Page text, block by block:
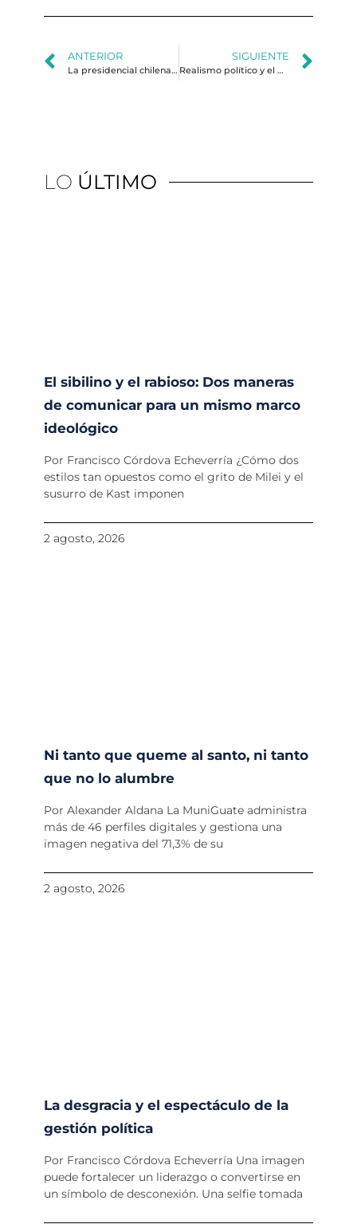
ANTERIOR
La presidencial chilena más allá del follaje
SIGUIENTE
Realismo político y el discurso de campaña. El caso de Jeannette Jara en Chile
LO ÚLTIMO
El sibilino y el rabioso: Dos maneras
de comunicar para un mismo marco
ideológico
Por Francisco Córdova Echeverría ¿Cómo dos
estilos tan opuestos como el grito de Milei y el
susurro de Kast imponen
2 agosto, 2026
Ni tanto que queme al santo, ni tanto
que no lo alumbre
Por Alexander Aldana La MuniGuate administra
más de 46 perfiles digitales y gestiona una
imagen negativa del 71,3% de su
2 agosto, 2026
La desgracia y el espectáculo de la
gestión política
Por Francisco Córdova Echeverría Una imagen
puede fortalecer un liderazgo o convertirse en
un símbolo de desconexión. Una selfie tomada